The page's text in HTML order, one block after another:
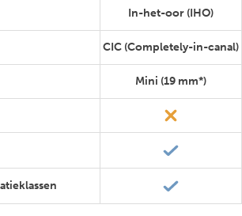
In-het-oor (IHO)
CIC (Completely-in-canal)
Mini (19 mm*)